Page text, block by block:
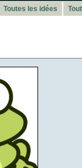
Toutes les idées